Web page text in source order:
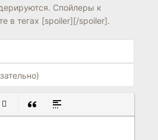
Спойлеры к
в тегах [spoiler][/spoiler].
ЗАЧЕРКНУТЫЙ
ВСТАВКА ЦИТАТЫ
ВСТАВКА СПОЙЛЕРА